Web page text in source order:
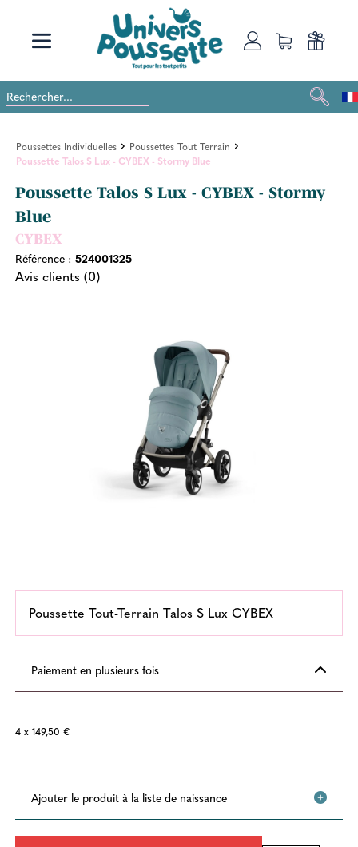
Poussettes Individuelles
Poussettes Tout Terrain
Poussette Talos S Lux - CYBEX - Stormy Blue
Poussette Talos S Lux - CYBEX - Stormy
Blue
CYBEX
Référence : 524001325
Avis clients (0)
Poussette Tout-Terrain Talos S Lux CYBEX
Paiement en plusieurs fois
4 x 149,50 €
Ajouter le produit à la liste de naissance